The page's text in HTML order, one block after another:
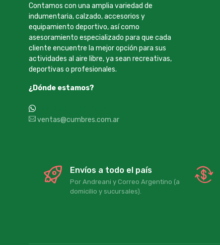
Contamos con una amplia variedad de
indumentaria, calzado, accesorios y
equipamiento deportivo, así como
asesoramiento especializado para que cada
cliente encuentre la mejor opción para sus
actividades al aire libre, ya sean recreativas,
deportivas o profesionales.
¿Dónde estamos?
ventas@cumbres.com.ar
Envíos a todo el país
Por Andreani y Correo Argentino (a
domicilio y sucursales).